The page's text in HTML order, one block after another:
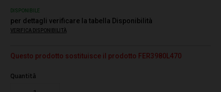
DISPONIBILE
per dettagli verificare la tabella Disponibilità
VERIFICA DISPONIBILITÀ
Questo prodotto sostituisce il prodotto FER3980L470
Quantità